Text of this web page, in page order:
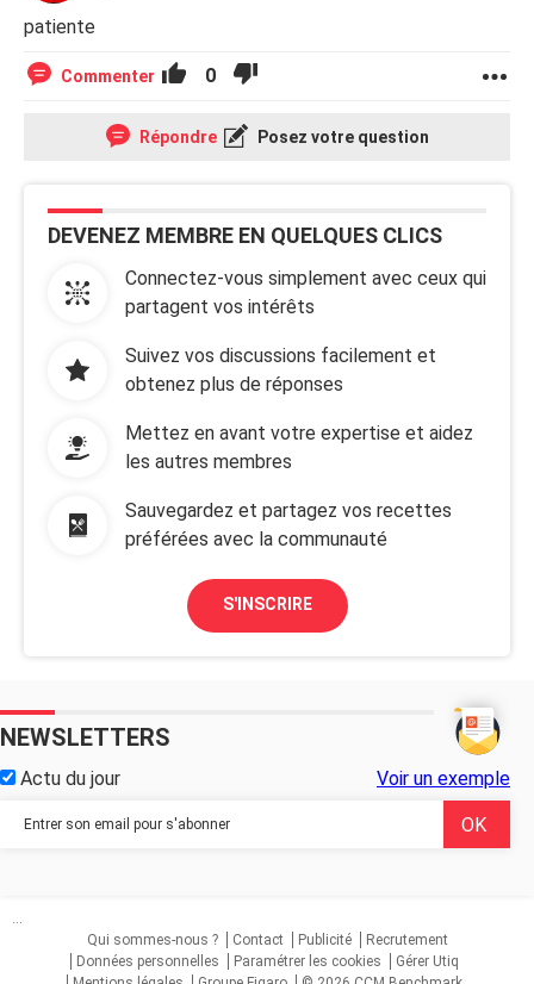
patiente
Commenter 0
Répondre Posez votre question
DEVENEZ MEMBRE EN QUELQUES CLICS
Connectez-vous simplement avec ceux qui
partagent vos intérêts
Suivez vos discussions facilement et
obtenez plus de réponses
Mettez en avant votre expertise et aidez
les autres membres
Sauvegardez et partagez vos recettes
préférées avec la communauté
S'INSCRIRE
NEWSLETTERS
Actu du jour Voir un exemple
...
Qui sommes-nous ?
Contact Publicité
Recrutement
Données personnelles
Paramétrer les cookies
Gérer Utiq